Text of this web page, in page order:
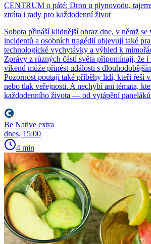
CENTRUM o páté: Dron u plynovodu,
ztráta i rady pro každodenní život
Sobota přináší klidnější obraz dne, v němž se
incidentů a osobních tragédií objevují také
technologické vychytávky a výhled k
Zprávy z různých částí světa připomínají, že
víkend může přinést události s
Pozornost poutají také příběhy lidí, kteří řeší
nebo tlak veřejnosti. A nechybí ani témata,
každodenního života — od vytápění
Be Native extra
dnes, 15:00
4 min